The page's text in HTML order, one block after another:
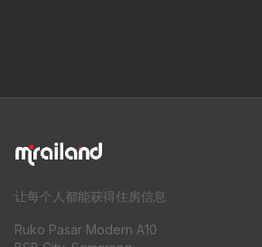
让每个人都能获得住房信息
Ruko Pasar Modern A10